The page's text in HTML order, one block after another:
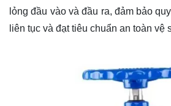
lỏng đầu vào và đầu ra, đảm bảo
liên tục và đạt tiêu chuẩn an toàn vệ